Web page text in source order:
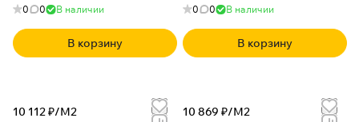
0 0 В наличии
В корзину
0 0 В наличии
В корзину
10 112 ₽/М2
10 869 ₽/М2